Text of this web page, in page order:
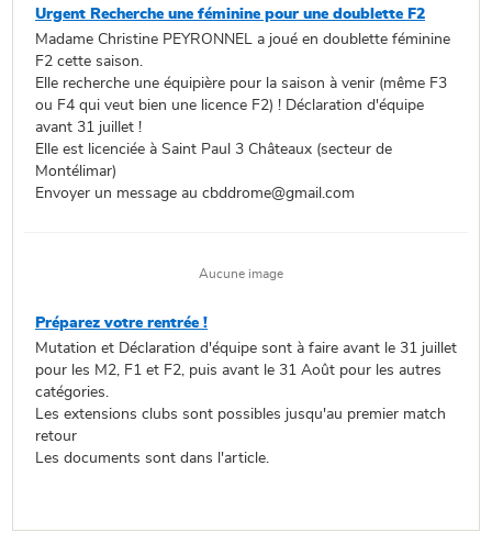
Urgent Recherche une féminine pour une doublette F2
Madame Christine PEYRONNEL a joué en doublette féminine
F2 cette saison.
Elle recherche une équipière pour la saison à venir (même F3
ou F4 qui veut bien une licence F2) ! Déclaration d'équipe
avant 31 juillet !
Elle est licenciée à Saint Paul 3 Châteaux (secteur de
Montélimar)
Envoyer un message au cbddrome@gmail.com
Aucune image
Préparez votre rentrée !
Mutation et Déclaration d'équipe sont à faire avant le 31 juillet
pour les M2, F1 et F2, puis avant le 31 Août pour les autres
catégories.
Les extensions clubs sont possibles jusqu'au premier match
retour
Les documents sont dans l'article.